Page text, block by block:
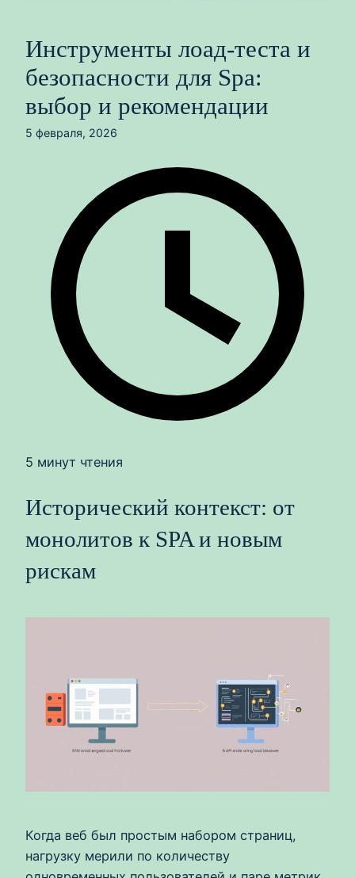
Инструменты лоад-теста и
безопасности для Spa:
выбор и рекомендации
5 февраля, 2026
5 минут чтения
Исторический контекст: от
монолитов к SPA и новым
рискам
Когда веб был простым набором страниц,
нагрузку мерили по количеству